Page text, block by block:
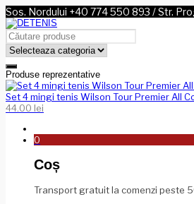
Sos. Nordului +40 774 550 893 / Str.
Produse reprezentative
Set 4 mingi tenis Wilson Tour Premier All
44.00 lei
0
Coș
Transport gratuit la comenzi peste